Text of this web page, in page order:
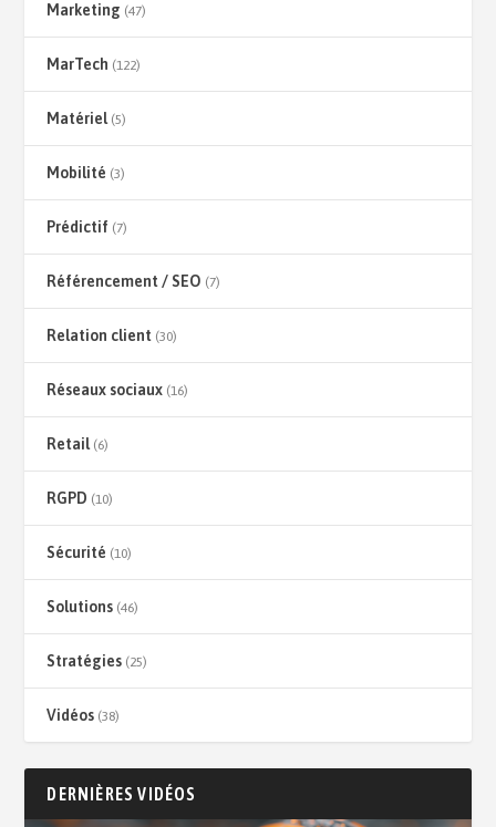
Marketing (47)
MarTech (122)
Matériel(5)
Mobilité (3)
Prédictif (7)
Référencement / SEO (7)
Relation client (30)
Réseaux sociaux (16)
Retail(6)
RGPD (10)
Sécurité (10)
Solutions (46)
Stratégies (25)
Vidéos (38)
DERNIÈRES VIDÉOS